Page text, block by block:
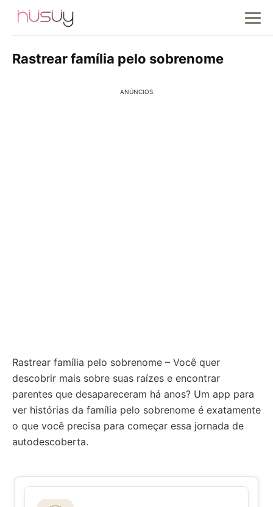
Rastrear família pelo sobrenome
ANÚNCIOS
Rastrear família pelo sobrenome – Você quer
descobrir mais sobre suas raízes e encontrar
parentes que desapareceram há anos? Um app para
ver histórias da família pelo sobrenome é exatamente
o que você precisa para começar essa jornada de
autodescoberta.